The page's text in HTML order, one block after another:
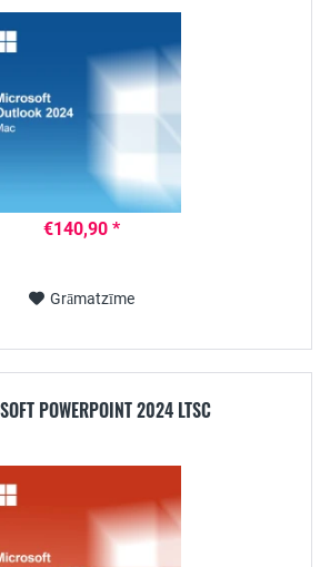
€140,90 *
Grāmatzīme
POWERPOINT 2024 LTSC